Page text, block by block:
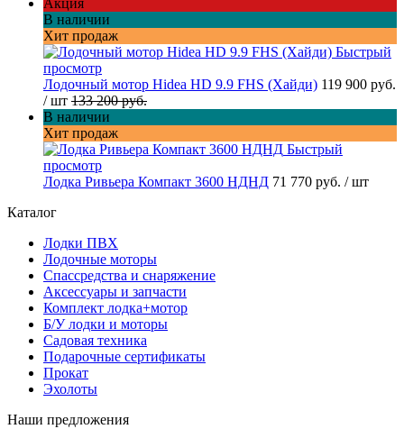
Акция
В наличии
Хит продаж
Быстрый
просмотр
Лодочный мотор Hidea HD 9.9 FHS (Хайди) 119 900 руб.
/ шт 133 200 руб.
В наличии
Хит продаж
Быстрый
просмотр
Лодка Ривьера Компакт 3600 НДНД 71 770 руб. / шт
Каталог
Лодки ПВХ
Лодочные моторы
Спассредства и снаряжение
Аксессуары и запчасти
Комплект лодка+мотор
Б/У лодки и моторы
Садовая техника
Подарочные сертификаты
Прокат
Эхолоты
Наши предложения